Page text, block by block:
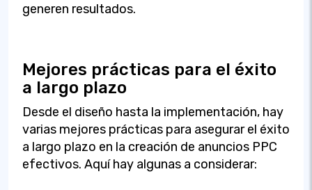
generen resultados.
Mejores prácticas para el éxito
a largo plazo
Desde el diseño hasta la implementación, hay
varias mejores prácticas para asegurar el éxito
a largo plazo en la creación de anuncios PPC
efectivos. Aquí hay algunas a considerar: